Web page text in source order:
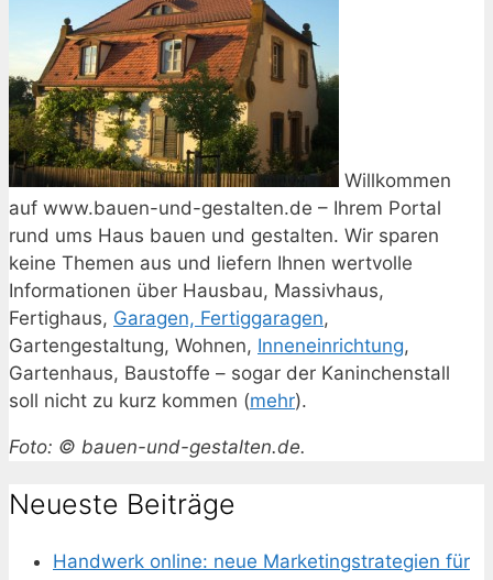
Willkommen
auf www.bauen-und-gestalten.de – Ihrem Portal
rund ums Haus bauen und gestalten. Wir sparen
keine Themen aus und liefern Ihnen wertvolle
Informationen über Hausbau, Massivhaus,
Fertighaus, Garagen, Fertiggaragen,
Gartengestaltung, Wohnen, Inneneinrichtung,
Gartenhaus, Baustoffe – sogar der Kaninchenstall
soll nicht zu kurz kommen (mehr).
Foto: © bauen-und-gestalten.de.
Neueste Beiträge
Handwerk online: neue Marketingstrategien für